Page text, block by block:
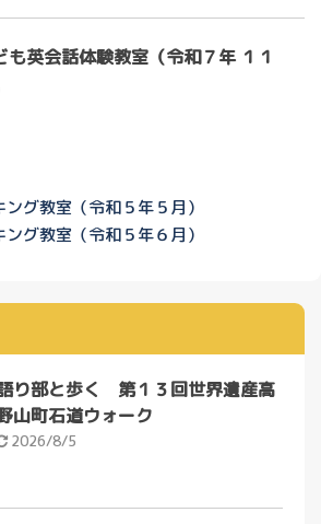
も英会話体験教室（令和７年 １１
グ教室（令和５年５月）
グ教室（令和５年６月）
り部と歩く 第１３回世界遺産高
山町石道ウォーク
2026/8/5